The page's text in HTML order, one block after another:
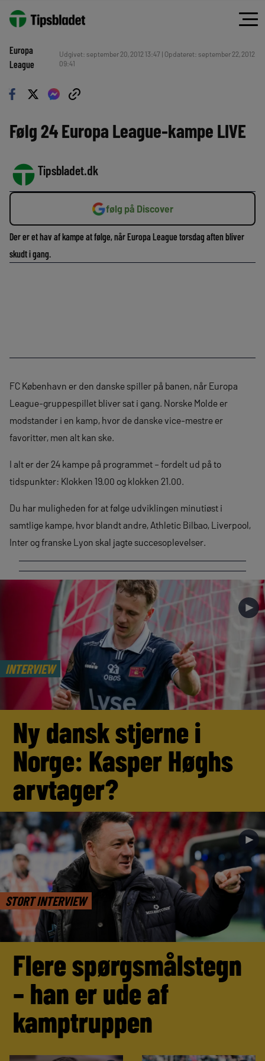
Europa
League
Udgivet: september 20, 2012 13:47 | Opdateret: september 22, 2012
09:41
Følg 24 Europa League-kampe LIVE
Tipsbladet.dk
følg på Discover
Der er et hav af kampe at følge, når Europa League torsdag aften bliver
skudt i gang.
FC København er den danske spiller på banen, når Europa
League-gruppespillet bliver sat i gang. Norske Molde er
modstander i en kamp, hvor de danske vice-mestre er
favoritter, men alt kan ske.
I alt er der 24 kampe på programmet – fordelt ud på to
tidspunkter: Klokken 19.00 og klokken 21.00.
Du har muligheden for at følge udviklingen minutiøst i
samtlige kampe, hvor blandt andre, Athletic Bilbao, Liverpool,
Inter og franske Lyon skal jagte succesoplevelser.
INTERVIEW
►
Ny dansk stjerne i
Norge: Kasper Høghs
arvtager?
STORT INTERVIEW
►
Flere spørgsmålstegn
– han er ude af
kamptruppen